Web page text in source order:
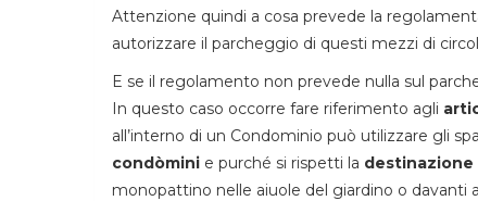
Attenzione quindi a cosa prevede la
autorizzare il parcheggio di questi mezzi di
E se il regolamento non prevede nulla sul
In questo caso occorre fare riferimento agli
all’interno di un Condominio può utilizzare gli
condòmini e purché si rispetti la destinazione
monopattino nelle aiuole del giardino o davanti